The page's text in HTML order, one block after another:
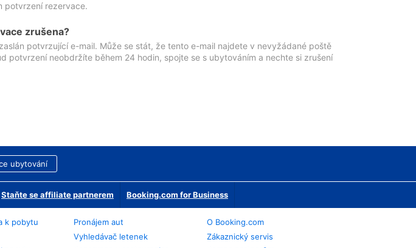
potvrzení rezervace.
zrušena?
potvrzující e-mail. Může se stát, že tento e-mail najdete v nevyžádané poště
potvrzení neobdržíte během 24 hodin, spojte se s ubytováním a nechte si zrušení
ubytování
Staňte se affiliate partnerem Booking.com for Business
k pobytu
Pronájem aut
Vyhledávač letenek
O Booking.com
Zákaznický servis